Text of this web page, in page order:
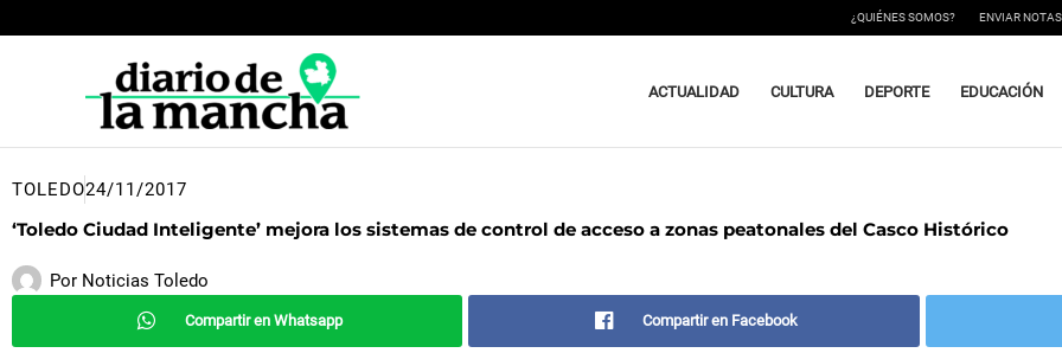
al
¿QUIÉNES SOMOS? ENVIAR
ACTUALIDAD CULTURA DEPORTE EDUCACIÓN
TOLEDO24/11/2017
‘Toledo Ciudad Inteligente’ mejora los sistemas de control de acceso a zonas peatonales del Casco Histórico
Por Noticias Toledo
Compartir en Whatsapp Compartir en Facebook